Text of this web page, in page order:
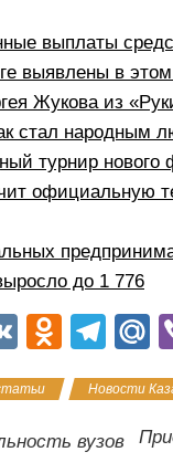
выплаты
выявлены в этом
Жукова из
стал народным
турнир нового
официальную
до 1 776
V
O
n
o
T
e
gr
u
Новости
вузов